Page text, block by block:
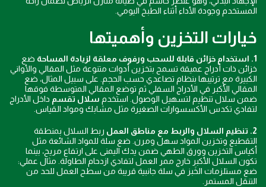
المستخدم وجودة الأداء أثناء الطبخ اليومي.
خيارات التخزين وأهميتها
1. استخدام خزائن قابلة للسحب ورفوف معلقة لزيادة المساحة
ضع
خزائن ذات أدراج عميقة تسمح بتخزين أدوات متنوعة مثل المقالي والأواني
الكبيرة مع ترتيبها بنظام تصاعدي حسب الحجم. على سبيل المثال، ضع
المقالي الأكبر في الأدراج السفلي ثم توضع المقالي المتوسطة فوقها
ضمن سلال تنظيم لتسهيل الوصول. استخدم سلال تقسم داخل الأدراج
لتفادي تكدس الأكسسوارات الصغيرة مثل مشابك ومواد القياس.
2. تنظيم السلال والربط مع مناطق العمل
ربط السلال بمنطقة
التقطيع وتخزين المواد سهل ومرن. ضع سلة للمواد الشائعة مثل
أكياس التخزين وورق الطهي ضمن يدك اليمنى على ارتفاع مريح، بينما
تكون السلال الأكبر خارج ممر العمل لتفادي ازدحام الطاولة. مثال عملي:
ضع مستلزمات الخَبز في سلة جانبية قريبة من سطح العمل للحد من
التنقل المستمر.